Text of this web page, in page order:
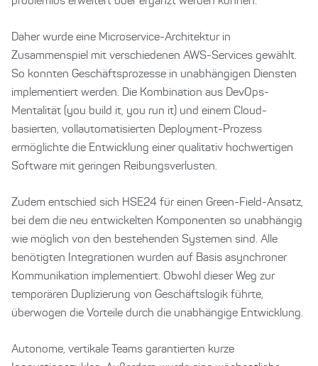
Daher wurde eine Microservice-Architektur in
Zusammenspiel mit verschiedenen AWS-Services gewählt.
So konnten Geschäftsprozesse in unabhängigen Diensten
implementiert werden. Die Kombination aus DevOps-
Mentalität (you build it, you run it) und einem Cloud-
basierten, vollautomatisierten Deployment-Prozess
ermöglichte die Entwicklung einer qualitativ hochwertigen
Software mit geringen Reibungsverlusten.
Zudem entschied sich HSE24 für einen Green-Field-Ansatz,
bei dem die neu entwickelten Komponenten so unabhängig
wie möglich von den bestehenden Systemen sind. Alle
benötigten Integrationen wurden auf Basis asynchroner
Kommunikation implementiert. Obwohl dieser Weg zur
temporären Duplizierung von Geschäftslogik führte,
überwogen die Vorteile durch die unabhängige Entwicklung.
Autonome, vertikale Teams garantierten kurze